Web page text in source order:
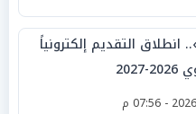
انطلاق التقديم إلكترونياً